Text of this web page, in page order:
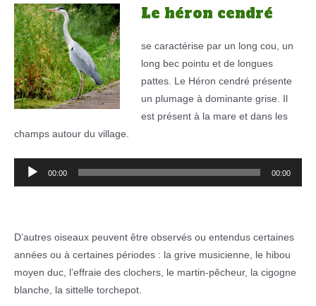
Le héron cendré
se caractérise par un long cou, un
long bec pointu et de longues
pattes. Le Héron cendré présente
un plumage à dominante grise. Il
est présent à la mare et dans les
champs autour du village.
Lecteur
00:00 00:00
D’autres oiseaux peuvent être observés ou entendus certaines
années ou à certaines périodes : la grive musicienne, le hibou
moyen duc, l’effraie des clochers, le martin-pêcheur, la cigogne
blanche, la sittelle torchepot.